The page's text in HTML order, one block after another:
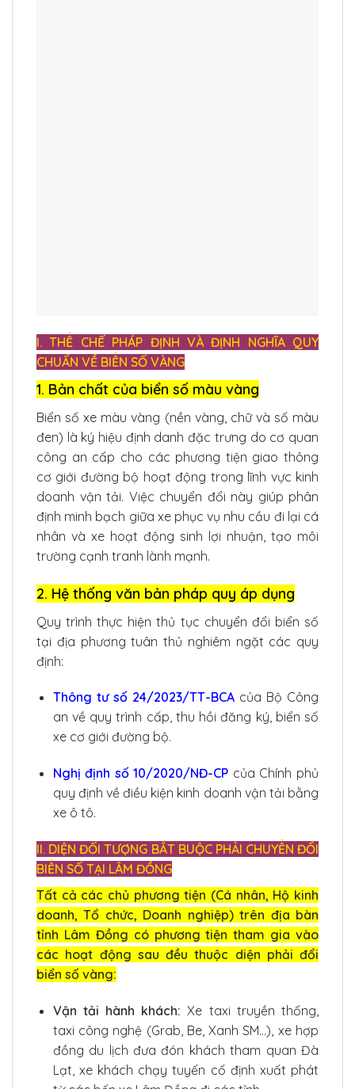
I. THỂ CHẾ PHÁP ĐỊNH VÀ ĐỊNH NGHĨA QUY
CHUẨN VỀ BIỂN SỐ VÀNG
1. Bản chất của biển số màu vàng
Biển số xe màu vàng (nền vàng, chữ và số màu
đen) là ký hiệu định danh đặc trưng do cơ quan
công an cấp cho các phương tiện giao thông
cơ giới đường bộ hoạt động trong lĩnh vực kinh
doanh vận tải. Việc chuyển đổi này giúp phân
định minh bạch giữa xe phục vụ nhu cầu đi lại cá
nhân và xe hoạt động sinh lợi nhuận, tạo môi
trường cạnh tranh lành mạnh.
2. Hệ thống văn bản pháp quy áp dụng
Quy trình thực hiện thủ tục chuyển đổi biển số
tại địa phương tuân thủ nghiêm ngặt các quy
định:
Thông tư số 24/2023/TT-BCAcủa Bộ Công
an về quy trình cấp, thu hồi đăng ký, biển số
xe cơ giới đường bộ.
Nghị định số 10/2020/NĐ-CP của Chính phủ
quy định về điều kiện kinh doanh vận tải bằng
xe ô tô.
II. DIỆN ĐỐI TƯỢNG BẮT BUỘC PHẢI CHUYỂN ĐỔI
BIỂN SỐ TẠI LÂM ĐỒNG
Tất cả các chủ phương tiện (Cá nhân, Hộ kinh
doanh, Tổ chức, Doanh nghiệp) trên địa bàn
tỉnh Lâm Đồng có phương tiện tham gia vào
các hoạt động sau đều thuộc diện phải đổi
biển số vàng:
Vận tải hành khách: Xe taxi truyền thống,
taxi công nghệ (Grab, Be, Xanh SM…), xe hợp
đồng du lịch đưa đón khách tham quan Đà
Lạt, xe khách chạy tuyến cố định xuất phát